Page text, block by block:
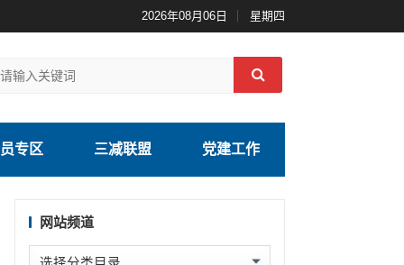
2026年08月06日 星期四
专区 三减联盟 党建工作
网站频道
网